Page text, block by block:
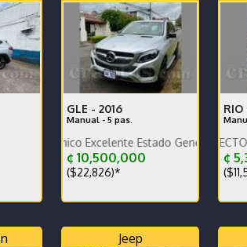
GLE - 2016
Manual - 5 pas.
Excelente Estado General tapicería
¢ 10,500,000
($22,826)*
RIO
VEHÍCULO EN PERFECTO
¢
Jeep